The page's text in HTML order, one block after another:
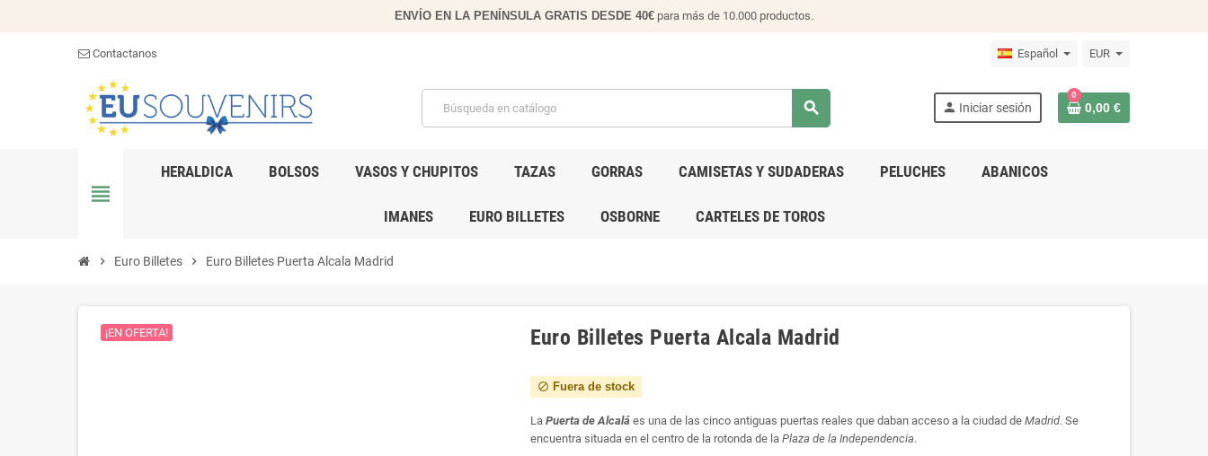
ENVÍO EN LA PENÍNSULA GRATIS DESDE 40€ para más de 10.000 productos.
Contactanos Español EUR
search person Iniciar sesión
0
0,00 €
view_headline
HERALDICA BOLSOS VASOS Y CHUPITOS TAZAS GORRAS CAMISETAS Y SUDADERAS PELUCHES ABANICOS
IMANES EURO BILLETES OSBORNE CARTELES DE TOROS
chevron_right Euro Billetes chevron_right Euro Billetes Puerta Alcala Madrid
¡EN OFERTA! Euro Billetes Puerta Alcala Madrid
block Fuera de stock
La Puerta de Alcaláes una de las cinco antiguas puertas reales que daban acceso a la ciudad de Madrid. Se
encuentra situada en el centro de la rotonda de la Plaza de la Independencia.